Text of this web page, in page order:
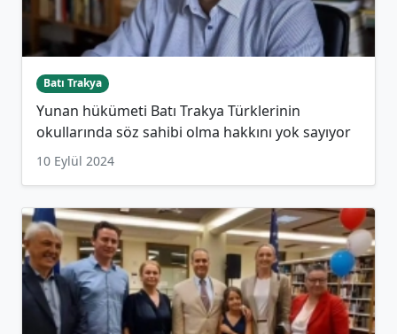
Batı Trakya
Yunan hükümeti Batı Trakya Türklerinin
okullarında söz sahibi olma hakkını yok sayıyor
10 Eylül 2024